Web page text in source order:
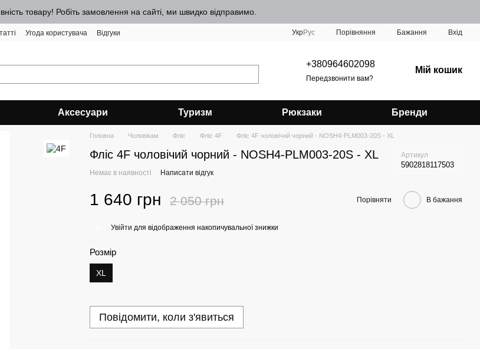
товару! Робіть замовлення на сайті, ми швидко відправимо.
Угода користувача Відгуки УкрРус Порівняння Бажання Вхід
+380964602098
Передзвонити вам?
Мій кошик
Аксесуари Туризм Рюкзаки Бренди
Головна Чоловікам Фліс Фліс 4F Фліс 4F чоловічий чорний - NOSH4-PLM003-20S - XL
Фліс 4F чоловічий чорний - NOSH4-PLM003-20S - XL Артикул
5902818117503
Немає в наявності Написати відгук
1 640 грн 2 050 грн Порівняти В бажання
Увійти для відображення накопичувальної знижки
Розмір
XL
Повідомити, коли з'явиться